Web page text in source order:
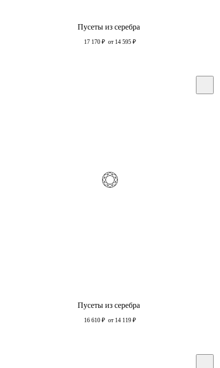
Пусеты из серебра
17 170 ₽ от 14 595 ₽
Пусеты из серебра
16 610 ₽ от 14 119 ₽